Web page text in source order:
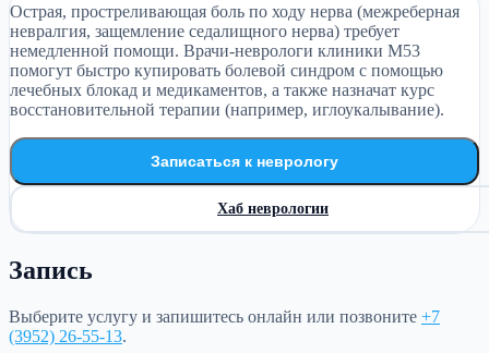
Острая, простреливающая боль по ходу нерва (межреберная
невралгия, защемление седалищного нерва) требует
немедленной помощи. Врачи-неврологи клиники М53
помогут быстро купировать болевой синдром с помощью
лечебных блокад и медикаментов, а также назначат курс
восстановительной терапии (например, иглоукалывание).
Записаться к неврологу
Хаб неврологии
Запись
Выберите услугу и запишитесь онлайн или позвоните +7
(3952) 26-55-13.